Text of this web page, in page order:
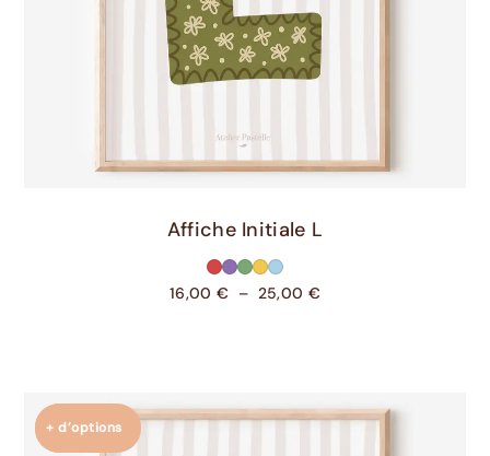
Choix Des Options
Affiche Initiale L
16,00 € – 25,00 €
+ d’options